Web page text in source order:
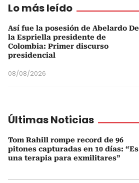
Lo más leído
Así fue la posesión de Abelardo De
la Espriella presidente de
Colombia: Primer discurso
presidencial
08/08/2026
Últimas Noticias
Tom Rahill rompe record de 96
pitones capturadas en 10 días: “Es
una terapia para exmilitares”